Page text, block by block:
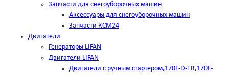
Запчасти для снегоуборочных машин
Аксессуары для снегоуборочных машин
Запчасти КСМ24
Двигатели
Генераторы LIFAN
Двигатели LIFAN
Двигатели с ручным стартером,170F-D-TR,170F-